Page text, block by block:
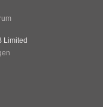
Limited